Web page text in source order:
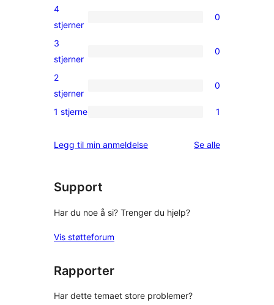
5-
star
reviews
0
4-
star
reviews
4
stjerner
0
0
3-
star
reviews
3
stjerner
0
0
2-
reviews
2
stjerner
0
star
1 stjerne 1
Legg til min anmeldelse Se alleomtalene
Support
Har du noe å si? Trenger du hjelp?
Vis støtteforum
Rapporter
Har dette temaet store problemer?